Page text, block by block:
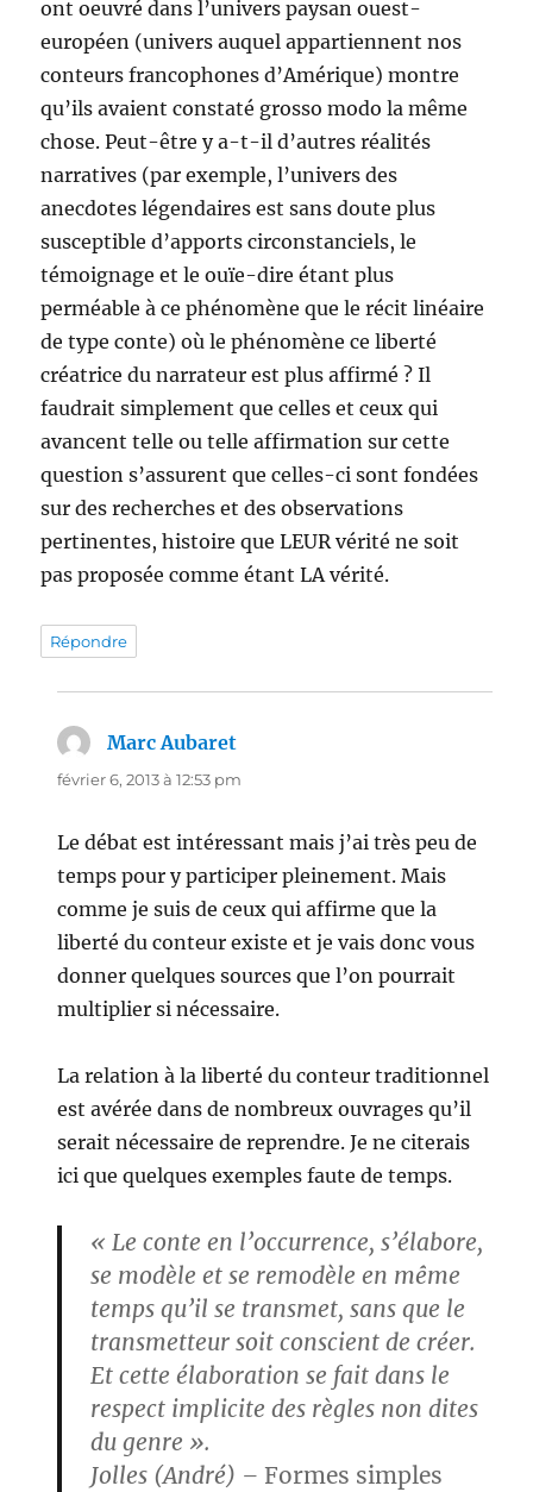
ont oeuvré dans l’univers paysan ouest-
européen (univers auquel appartiennent nos
conteurs francophones d’Amérique) montre
qu’ils avaient constaté grosso modo la même
chose. Peut-être y a-t-il d’autres réalités
narratives (par exemple, l’univers des
anecdotes légendaires est sans doute plus
susceptible d’apports circonstanciels, le
témoignage et le ouïe-dire étant plus
perméable à ce phénomène que le récit linéaire
de type conte) où le phénomène ce liberté
créatrice du narrateur est plus affirmé ? Il
faudrait simplement que celles et ceux qui
avancent telle ou telle affirmation sur cette
question s’assurent que celles-ci sont fondées
sur des recherches et des observations
pertinentes, histoire que LEUR vérité ne soit
pas proposée comme étant LA vérité.
Répondre
Marc Aubaret
février 6, 2013 à 12:53 pm
Le débat est intéressant mais j’ai très peu de
temps pour y participer pleinement. Mais
comme je suis de ceux qui affirme que la
liberté du conteur existe et je vais donc vous
donner quelques sources que l’on pourrait
multiplier si nécessaire.
La relation à la liberté du conteur traditionnel
est avérée dans de nombreux ouvrages qu’il
serait nécessaire de reprendre. Je ne citerais
ici que quelques exemples faute de temps.
« Le conte en l’occurrence, s’élabore,
se modèle et se remodèle en même
temps qu’il se transmet, sans que le
transmetteur soit conscient de créer.
Et cette élaboration se fait dans le
respect implicite des règles non dites
du genre ».
Jolles (André) –Formes simples